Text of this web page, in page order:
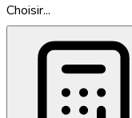
Choisir...